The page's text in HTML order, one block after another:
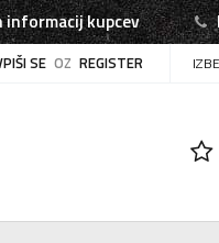
kupcev
SE OZ REGISTER